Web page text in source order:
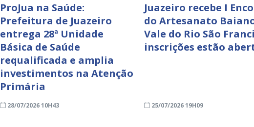
ProJua na Saúde:
Prefeitura de Juazeiro
entrega 28ª Unidade
Básica de Saúde
requalificada e amplia
investimentos na Atenção
Primária
28/07/2026 10H43
Juazeiro recebe I
do Artesanato
Vale do Rio São
inscrições estão
25/07/2026 19H09